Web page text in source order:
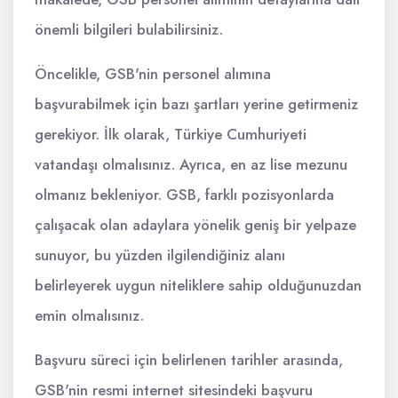
önemli bilgileri bulabilirsiniz.
Öncelikle, GSB'nin personel alımına
başvurabilmek için bazı şartları yerine getirmeniz
gerekiyor. İlk olarak, Türkiye Cumhuriyeti
vatandaşı olmalısınız. Ayrıca, en az lise mezunu
olmanız bekleniyor. GSB, farklı pozisyonlarda
çalışacak olan adaylara yönelik geniş bir yelpaze
sunuyor, bu yüzden ilgilendiğiniz alanı
belirleyerek uygun niteliklere sahip olduğunuzdan
emin olmalısınız.
Başvuru süreci için belirlenen tarihler arasında,
GSB'nin resmi internet sitesindeki başvuru